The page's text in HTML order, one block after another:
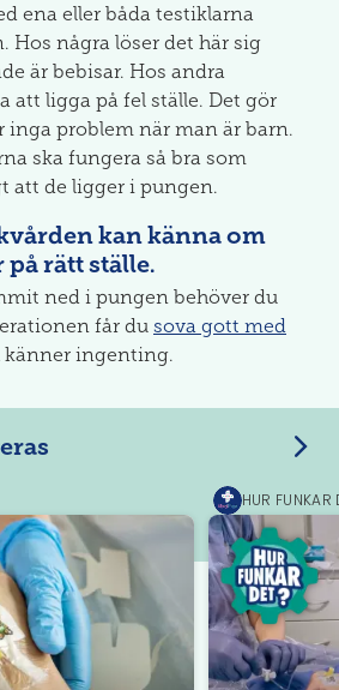
ena eller båda testiklarna
Hos några löser det här sig
är bebisar. Hos andra
att ligga på fel ställe. Det gör
problem när man är barn.
ska fungera så bra som
att de ligger i pungen.
kan känna om
rätt ställe.
ned i pungen behöver du
får du sova gott med
känner ingenting.
MediPrep
HUR FUNKAR